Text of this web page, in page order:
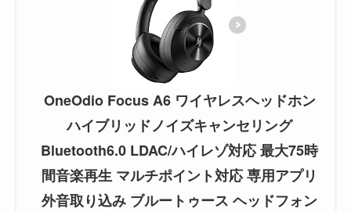
OneOdio Focus A6 ワイヤレスヘッドホン
ハイブリッドノイズキャンセリング
Bluetooth6.0 LDAC/ハイレゾ対応 最大75時
間音楽再生 マルチポイント対応 専用アプリ
外音取り込み ブルートゥース ヘッドフォン